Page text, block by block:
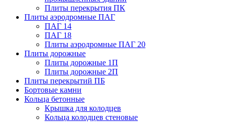
Плиты перекрытия ПК
Плиты аэродромные ПАГ
ПАГ 14
ПАГ 18
Плиты аэродромные ПАГ 20
Плиты дорожные
Плиты дорожные 1П
Плиты дорожные 2П
Плиты перекрытий ПБ
Бортовые камни
Кольца бетонные
Крышка для колодцев
Кольца колодцев стеновые